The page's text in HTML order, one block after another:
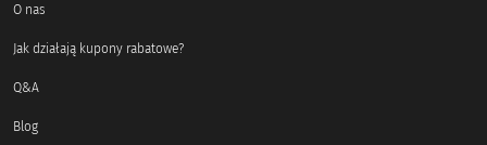
O nas
Jak działają kupony rabatowe?
Q&A
Blog